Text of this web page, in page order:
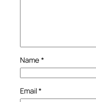
Name *
Email*